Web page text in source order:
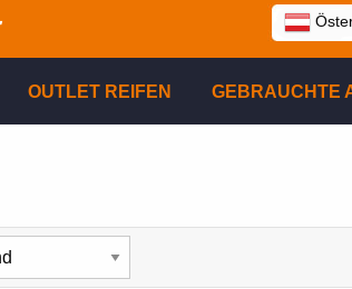
OUTLET REIFEN GEBRAUCHTE